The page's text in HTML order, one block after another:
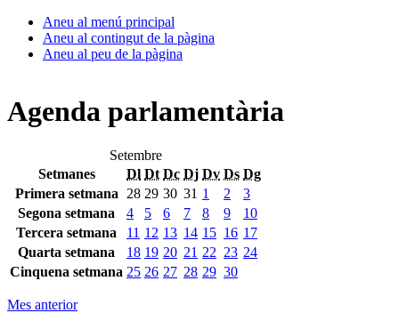
Aneu al menú principal
Aneu al contingut de la pàgina
Aneu al peu de la pàgina
Agenda parlamentària
Setembre
Setmanes
Dl Dt Dc Dj Dv Ds Dg
Primera setmana
28 29 30 31 1 2
3
Segona setmana
4 5 6 7 8 9
10
Tercera setmana
11 12 13 14 15 16 17
Quarta setmana
18 19 20 21 22 23 24
Cinquena setmana 25 26 27 28 29 30
Mes anterior